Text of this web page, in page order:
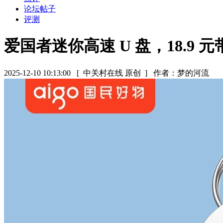
论坛帖子
评测
爱国者迷你高速 U 盘，18.9 元
2025-12-10 10:13:00 [ 中关村在线 原创 ] 作者：梦的河流